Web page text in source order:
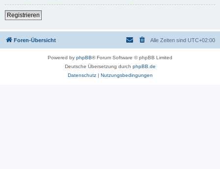
Registrieren
Foren-Übersicht Alle Zeiten sind UTC+02:00
Powered by phpBB® Forum Software © phpBB Limited
Deutsche Übersetzung durch phpBB.de
Datenschutz| Nutzungsbedingungen